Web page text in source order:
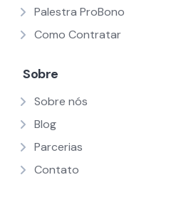
Palestra ProBono
Como Contratar
Sobre
Sobre nós
Blog
Parcerias
Contato